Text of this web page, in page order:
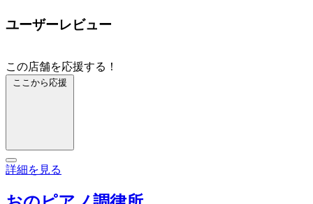
ユーザーレビュー
この店舗を応援する！
ここから応援
詳細を見る